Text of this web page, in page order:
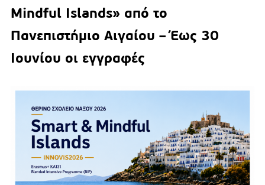
Mindful Islands» από το
Πανεπιστήμιο Αιγαίου – Έως 30
Ιουνίου οι εγγραφές